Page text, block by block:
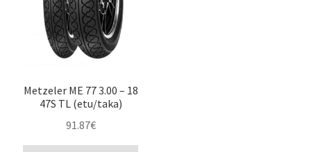
Metzeler ME 77 3.00 – 18
47S TL (etu/taka)
91.87€